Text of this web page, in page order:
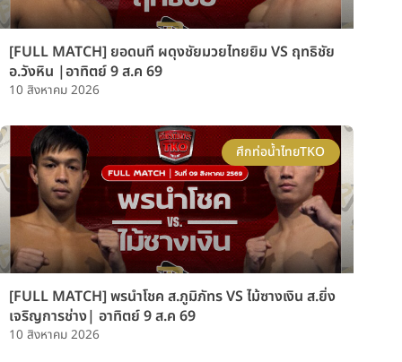
[FULL MATCH] ยอดนที ผดุงชัยมวยไทยยิม VS ฤทธิชัย
อ.วังหิน |อาทิตย์ 9 ส.ค 69
10 สิงหาคม 2026
ศึกท่อน้ำไทยTKO
[FULL MATCH] พรนำโชค ส.ภูมิภัทร VS ไม้ซางเงิน ส.ยิ่ง
เจริญการช่าง| อาทิตย์ 9 ส.ค 69
10 สิงหาคม 2026